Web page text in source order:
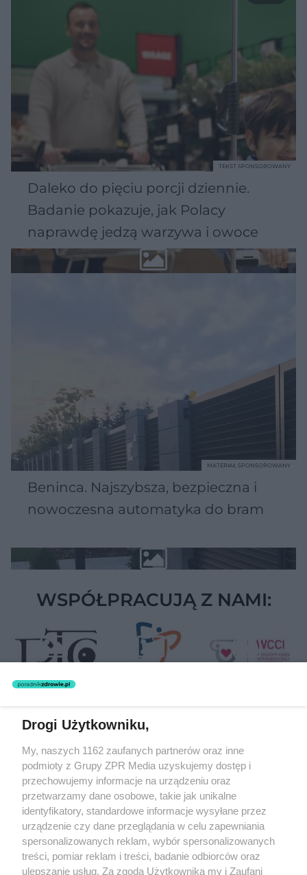
Daleko do pięciu porcji dziennie.
Badanie pokazuje, jak Polacy
naprawdę jedzą warzywa i owoce
TEKST SPONSOROWANY
Beninca. Najszybsza, bezpieczna i
nowoczesna automatyka do bram
MATERIAŁ SPONSOROWANY
WSPÓŁPRACUJĄ Z NAMI:
Żaden utwór zamieszczony w serwisie nie może być powielany i
rozpowszechniany lub dalej rozpowszechniany w jakikolwiek sposób
(w tym także elektroniczny lub mechaniczny) na jakimkolwiek polu
eksploatacji w jakiejkolwiek formie, włącznie z umieszczaniem w
Internecie bez pisemnej zgody właściciela praw. Jakiekolwiek użycie
lub wykorzystanie utworów w całości lub w części z naruszeniem
prawa, tzn. bez właściwej zgody, jest zabronione pod groźbą kary i
może być ścigane prawnie.
Drogi Użytkowniku,
My, naszych 1162 zaufanych partnerów oraz inne
podmioty z Grupy ZPR Media uzyskujemy dostęp i
przechowujemy informacje na urządzeniu oraz
przetwarzamy dane osobowe, takie jak unikalne
identyfikatory, standardowe informacje wysyłane przez
urządzenie czy dane przeglądania w celu zapewniania
spersonalizowanych reklam, wybór spersonalizowanych
treści, pomiar reklam i treści, badanie odbiorców oraz
ulepszanie usług. Za zgodą Użytkownika my i Zaufani